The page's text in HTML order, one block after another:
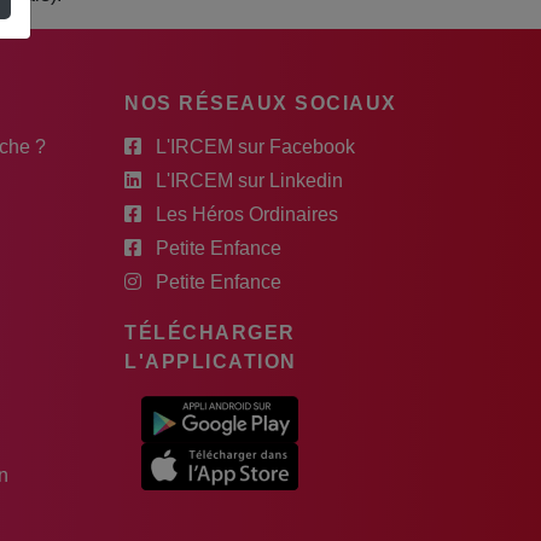
?
NOS RÉSEAUX SOCIAUX
L'IRCEM sur Facebook
L'IRCEM sur Linkedin
Les Héros Ordinaires
Petite Enfance
Petite Enfance
TÉLÉCHARGER
L'APPLICATION